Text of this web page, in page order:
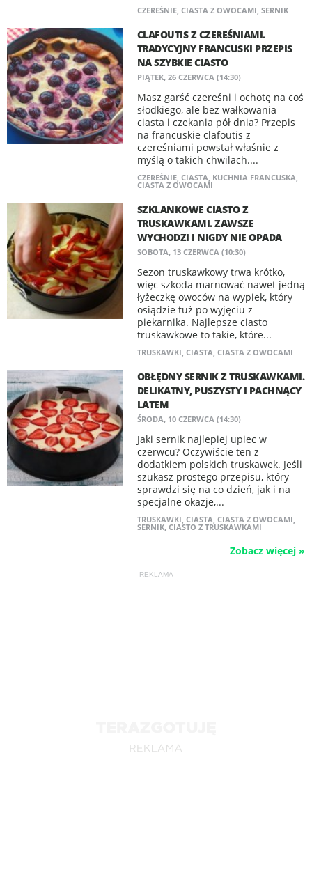
CZEREŚNIE, CIASTA Z OWOCAMI, SERNIK
CLAFOUTIS Z CZEREŚNIAMI.
TRADYCYJNY FRANCUSKI PRZEPIS
NA SZYBKIE CIASTO
PIĄTEK, 26 CZERWCA (14:30)
Masz garść czereśni i ochotę na coś
słodkiego, ale bez wałkowania
ciasta i czekania pół dnia? Przepis
na francuskie clafoutis z
czereśniami powstał właśnie z
myślą o takich chwilach....
CZEREŚNIE, CIASTA, KUCHNIA FRANCUSKA,
CIASTA Z OWOCAMI
SZKLANKOWE CIASTO Z
TRUSKAWKAMI. ZAWSZE
WYCHODZI I NIGDY NIE OPADA
SOBOTA, 13 CZERWCA (10:30)
Sezon truskawkowy trwa krótko,
więc szkoda marnować nawet jedną
łyżeczkę owoców na wypiek, który
osiądzie tuż po wyjęciu z
piekarnika. Najlepsze ciasto
truskawkowe to takie, które...
TRUSKAWKI, CIASTA, CIASTA Z OWOCAMI
OBŁĘDNY SERNIK Z TRUSKAWKAMI.
DELIKATNY, PUSZYSTY I PACHNĄCY
LATEM
ŚRODA, 10 CZERWCA (14:30)
Jaki sernik najlepiej upiec w
czerwcu? Oczywiście ten z
dodatkiem polskich truskawek. Jeśli
szukasz prostego przepisu, który
sprawdzi się na co dzień, jak i na
specjalne okazje,...
TRUSKAWKI, CIASTA, CIASTA Z OWOCAMI,
SERNIK, CIASTO Z TRUSKAWKAMI
Zobacz więcej »
REKLAMA